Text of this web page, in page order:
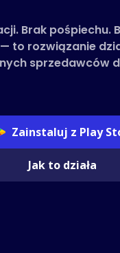
Brak pośpiechu.
to rozwiązanie
sprzedawców
Zainstaluj z Play
Jak to działa